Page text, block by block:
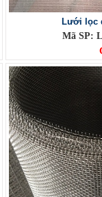
Lưới lọc
Mã SP: